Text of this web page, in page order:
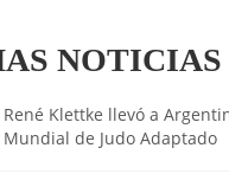
NOTICIAS
René Klettke llevó a
Mundial de Judo Adaptado